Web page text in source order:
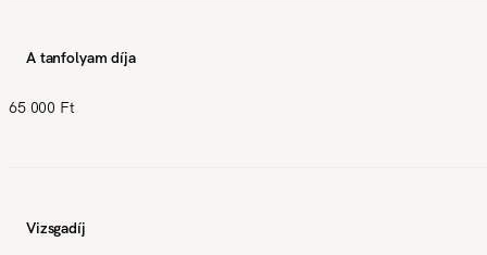
A tanfolyam díja
65 000 Ft
Vizsgadíj